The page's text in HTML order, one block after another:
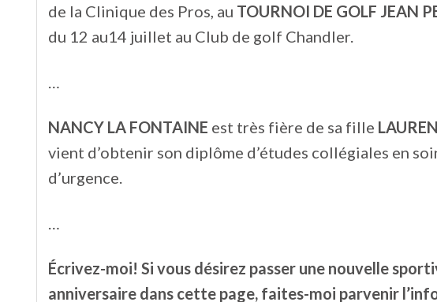
de la Clinique des Pros, au TOURNOI DE GOLF JEAN
du 12 au14 juillet au Club de golf Chandler.
NANCY LA FONTAINE est très fière de sa fille
vient d’obtenir son diplôme d’études collégiales en
d’urgence.
Écrivez-moi! Si vous désirez passer une nouvelle
anniversaire dans cette page, faites-moi parvenir